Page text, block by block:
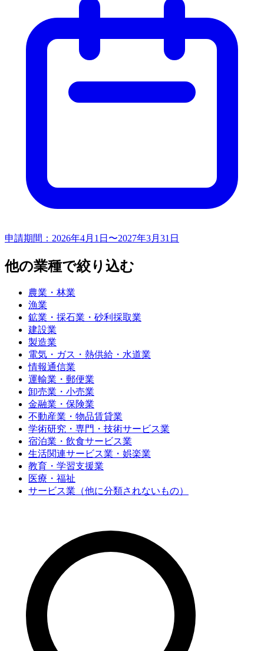
申請期間： 2026年4月1日〜2027年3月31日
他の業種で絞り込む
農業・林業
漁業
鉱業・採石業・砂利採取業
建設業
製造業
電気・ガス・熱供給・水道業
情報通信業
運輸業・郵便業
卸売業・小売業
金融業・保険業
不動産業・物品賃貸業
学術研究・専門・技術サービス業
宿泊業・飲食サービス業
生活関連サービス業・娯楽業
教育・学習支援業
医療・福祉
サービス業（他に分類されないもの）